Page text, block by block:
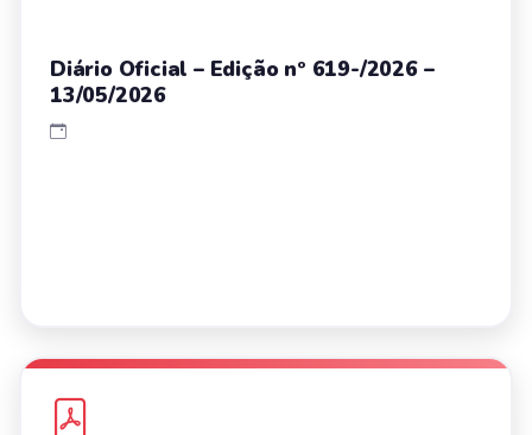
Diário Oficial – Edição nº 619-/2026 –
13/05/2026